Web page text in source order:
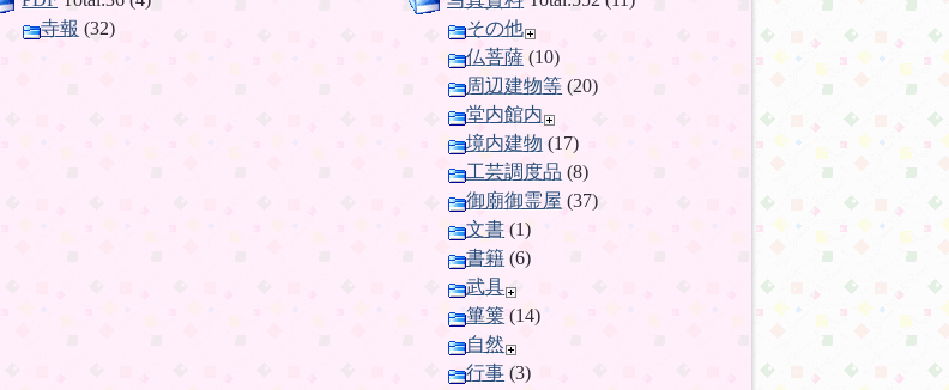
寺報 (32)
その他
仏菩薩 (10)
周辺建物等 (20)
堂内館内
境内建物 (17)
工芸調度品 (8)
御廟御霊屋 (37)
文書 (1)
書籍 (6)
武具
篳篥 (14)
自然
行事 (3)